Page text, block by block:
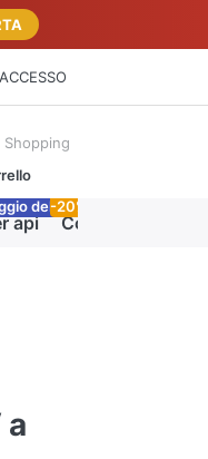
ACCESSO
Invio per richiamare
Shopping
api
delle api
Coperta miele
-20%
a